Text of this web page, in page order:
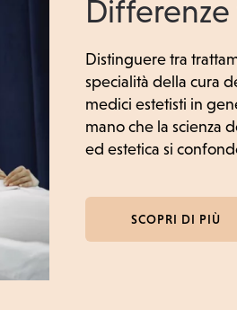
Distinguere tra
specialità della cura
medici estetisti in
mano che la scienza
ed estetica si
SCOPRI DI PIÙ